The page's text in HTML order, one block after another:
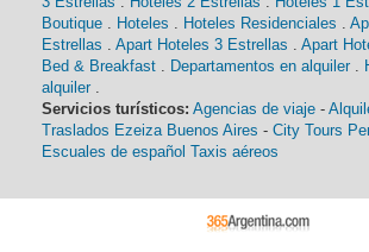
Boutique . Hoteles . Hoteles Residenciales .
Estrellas . Apart Hoteles 3 Estrellas . Apart
Bed & Breakfast . Departamentos en alquiler .
alquiler .
Servicios turísticos: Agencias de viaje -
Traslados Ezeiza Buenos Aires - City Tours
Escuales de español Taxis aéreos